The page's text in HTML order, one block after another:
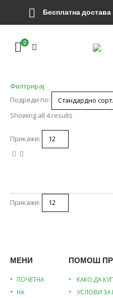
Бесплатна
0
Филтрирај
Подреди по:
Showing all 4 results
Прикажи:
Прикажи:
МЕНИ
ПОЧЕТНА
НА
ПОМОШ
КАКО ДА
УСЛОВИ ЗА